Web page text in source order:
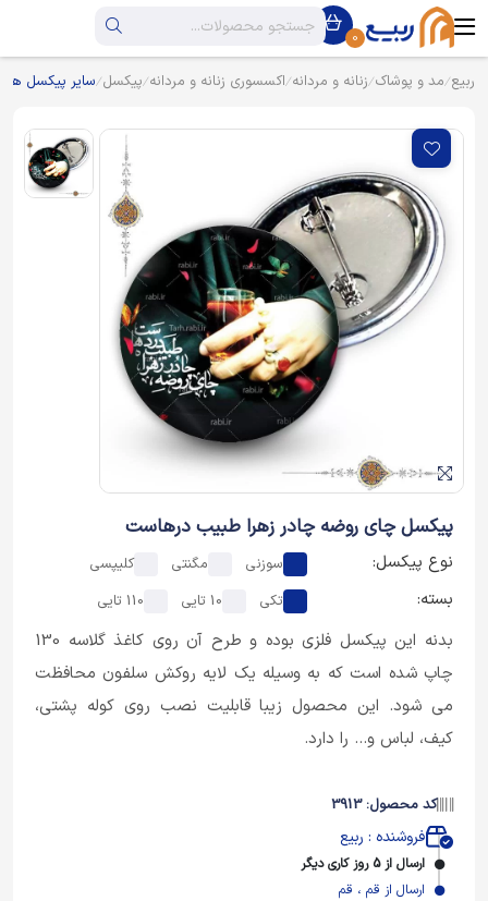
0
ربیع مد و پوشاک زنانه و مردانه اکسسوری زنانه و مردانه پیکسل سایر پیکسل ها
پیکسل چای روضه چادر زهرا طبیب درهاست
نوع پیکسل: سوزنی مگنتی کلیپسی
بسته: تکی 10 تایی 110 تایی
بدنه این پیکسل فلزی بوده و طرح آن روی کاغذ گلاسه 130
چاپ شده است که به وسیله یک لایه روکش سلفون محافظت
می شود. این محصول زیبا قابلیت نصب روی کوله پشتی،
کیف، لباس و... را دارد.
کد محصول: 3913
فروشنده : ربیع
ارسال از 5 روز کاری دیگر
ارسال از قم ، قم